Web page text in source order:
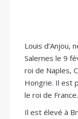
Louis d’Anjou,
Salernes le 9
roi de Naples,
Hongrie. Il est
le roi de France.
Il est élevé à